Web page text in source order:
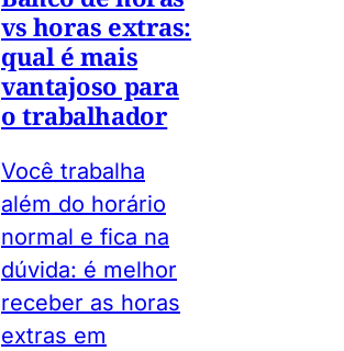
vs horas extras:
qual é mais
vantajoso para
o trabalhador
Você trabalha
além do horário
normal e fica na
dúvida: é melhor
receber as horas
extras em